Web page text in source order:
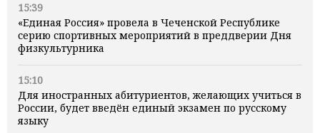
15:39
«Единая Россия» провела в Чеченской Республике
серию спортивных мероприятий в преддверии Дня
физкультурника
15:10
Для иностранных абитуриентов, желающих учиться в
России, будет введён единый экзамен по русскому
языку